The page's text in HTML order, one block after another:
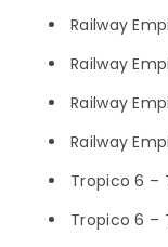
Railway
Railway
Railway
Railway
Tropico 6 –
Tropico 6 –